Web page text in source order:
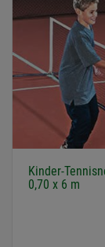
Kinder-
0,70 x 6 m